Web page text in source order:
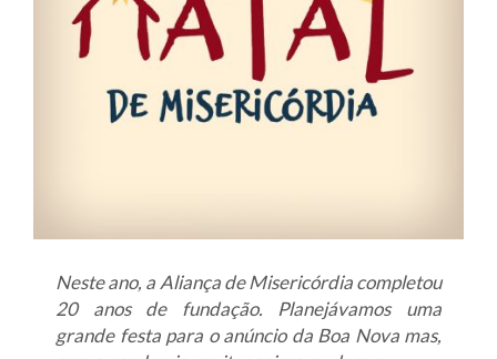
Neste ano, a Aliança de Misericórdia completou
20 anos de fundação. Planejávamos uma
grande festa para o anúncio da Boa Nova mas,